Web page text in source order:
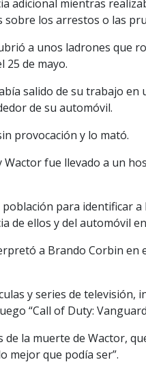
adicional mientras
sobre los arrestos o las
a unos ladrones que
25 de mayo.
salido de su trabajo en
de su automóvil.
provocación y lo mató.
fue llevado a un
para identificar a
de ellos y del automóvil
a Brando Corbin en
y series de televisión,
“Call of Duty:
la muerte de Wactor,
mejor que podía ser”.